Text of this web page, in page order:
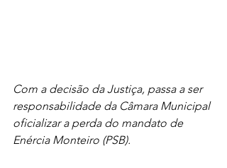
Com a decisão da Justiça, passa a ser
responsabilidade da Câmara Municipal
oficializar a perda do mandato de
Enércia Monteiro (PSB).